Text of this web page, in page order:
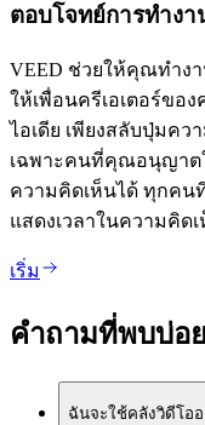
ตอบโจทย์การทำง
VEED ช่วยให้คุณทำง
ให้เพื่อนครีเอเตอร์ขอ
ไอเดีย เพียงสลับปุ่มค
เฉพาะคนที่คุณอนุญาต
ความคิดเห็นได้ ทุกคน
แสดงเวลาในความคิด
เริ่ม
คำถามที่พบบ่อย
ฉันจะใช้คลังวิดีโอ